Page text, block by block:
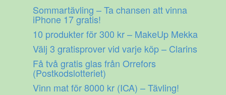
Sommartävling – Ta chansen att vinna
iPhone 17 gratis!
10 produkter för 300 kr – MakeUp Mekka
Välj 3 gratisprover vid varje köp – Clarins
Få två gratis glas från Orrefors
(Postkodslotteriet)
Vinn mat för 8000 kr (ICA) – Tävling!